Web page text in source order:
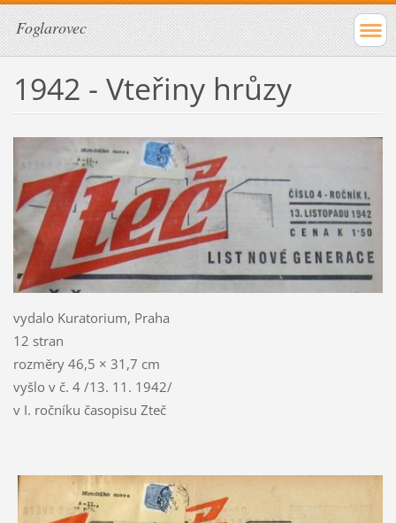
Foglarovec
1942 - Vteřiny hrůzy
vydalo Kuratorium, Praha
12 stran
rozměry 46,5 × 31,7 cm
vyšlo v č. 4 /13. 11. 1942/
v I. ročníku časopisu Zteč